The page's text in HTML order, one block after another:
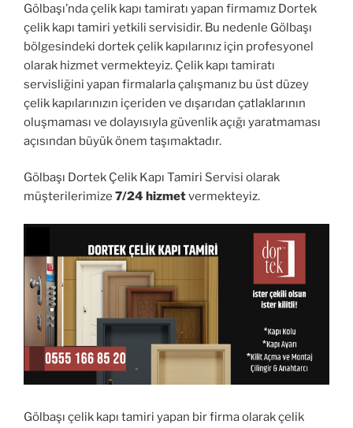
Gölbaşı’nda çelik kapı tamiratı yapan firmamız Dortek
çelik kapı tamiri yetkili servisidir. Bu nedenle Gölbaşı
bölgesindeki dortek çelik kapılarınız için profesyonel
olarak hizmet vermekteyiz. Çelik kapı tamiratı
servisliğini yapan firmalarla çalışmanız bu üst düzey
çelik kapılarınızın içeriden ve dışarıdan çatlaklarının
oluşmaması ve dolayısıyla güvenlik açığı yaratmaması
açısından büyük önem taşımaktadır.
Gölbaşı Dortek Çelik Kapı Tamiri Servisi olarak
müşterilerimize 7/24 hizmetvermekteyiz.
Gölbaşı çelik kapı tamiri yapan bir firma olarak çelik